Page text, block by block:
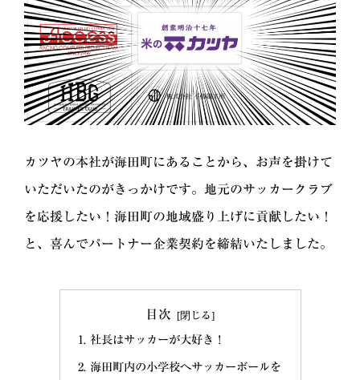
カツヤの本社が海田町にあることから、お声を掛けて
いただいたのがきっかけです。地元のサッカークラブ
を応援したい！海田町の地域盛り上げに貢献したい！
と、喜んでパートナー企業契約を締結いたしました。
目次
社長はサッカーが大好き！
海田町内の小学校へサッカーボールを